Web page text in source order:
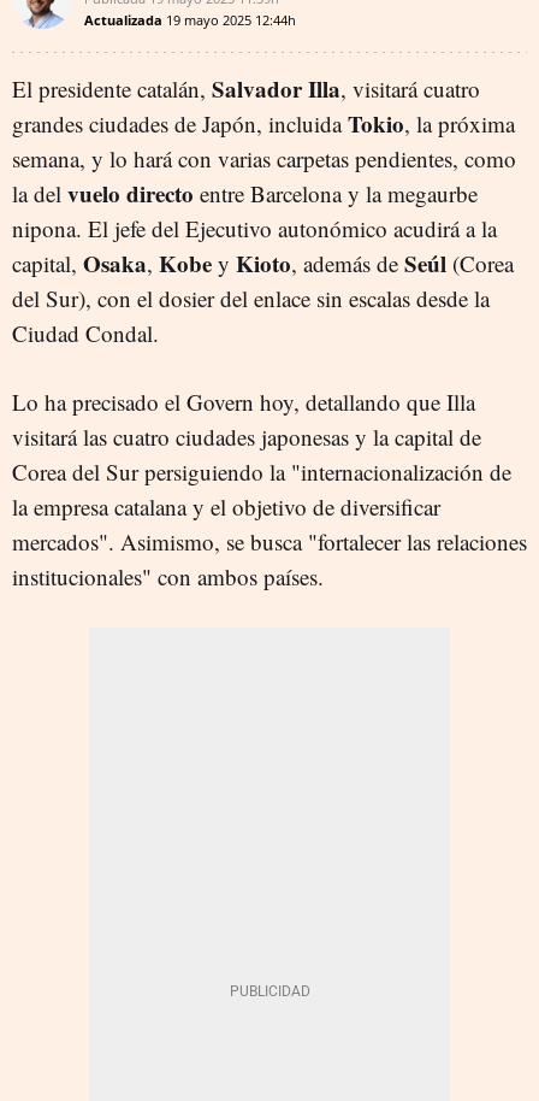
Actualizada 19 mayo 2025 12:44h
El presidente catalán, Salvador Illa, visitará cuatro
grandes ciudades de Japón, incluidaTokio, la próxima
semana, y lo hará con varias carpetas pendientes, como
la del vuelo directo entre Barcelona y la megaurbe
nipona. El jefe del Ejecutivo autonómico acudirá a la
capital, Osaka, Kobe y Kioto, además de Seúl (Corea
del Sur), con el dosier del enlace sin escalas desde la
Ciudad Condal.
Lo ha precisado el Govern hoy, detallando que Illa
visitará las cuatro ciudades japonesas y la capital de
Corea del Sur persiguiendo la "internacionalización de
la empresa catalana y el objetivo de diversificar
mercados". Asimismo, se busca "fortalecer las relaciones
institucionales" con ambos países.